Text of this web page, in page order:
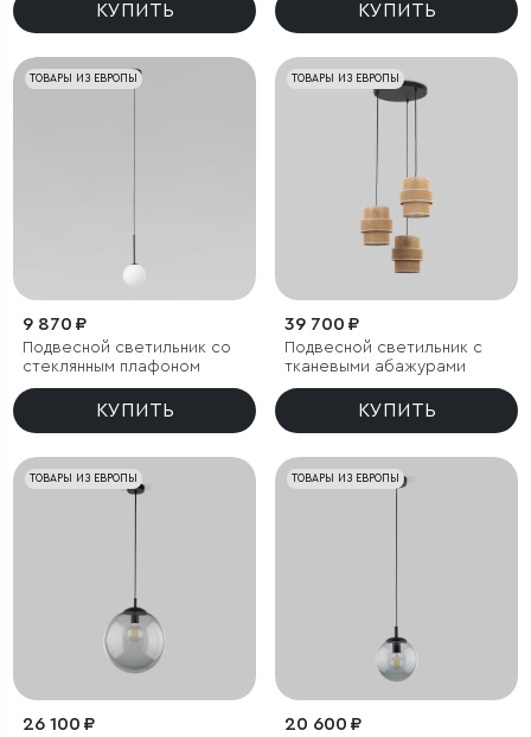
КУПИТЬ КУПИТЬ
ТОВАРЫ ИЗ ЕВРОПЫ
9 870 ₽
Подвесной светильник со
стеклянным плафоном
КУПИТЬ
ТОВАРЫ ИЗ ЕВРОПЫ
39 700 ₽
Подвесной светильник с
тканевыми абажурами
КУПИТЬ
ТОВАРЫ ИЗ ЕВРОПЫ
26 100 ₽
ТОВАРЫ ИЗ ЕВРОПЫ
20 600 ₽